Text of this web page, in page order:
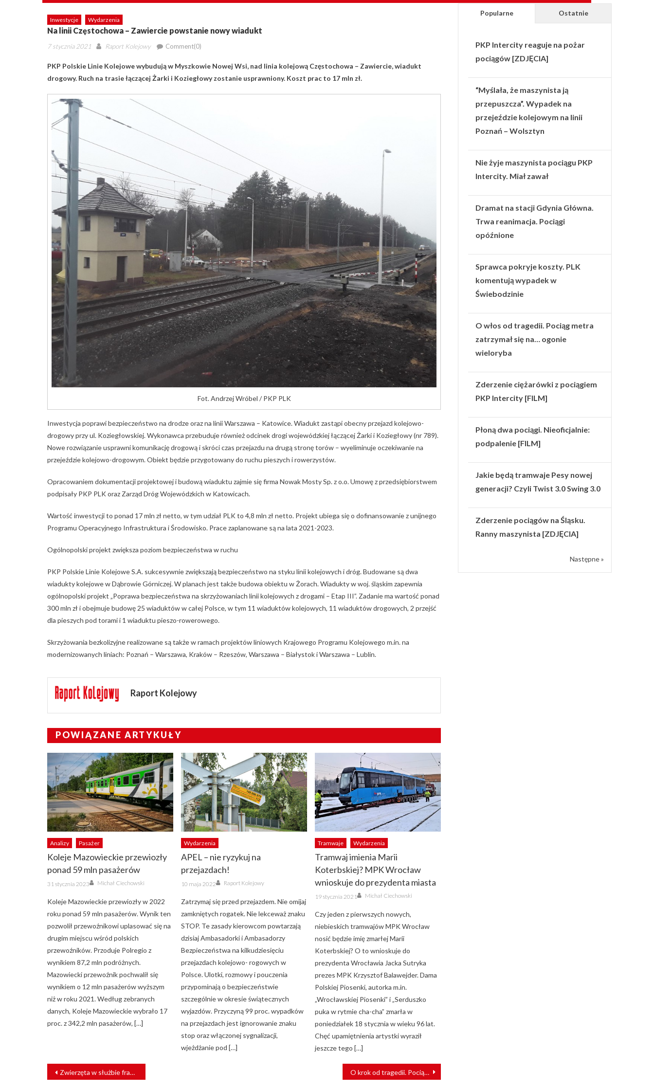
Inwestycje Wydarzenia
Na linii Częstochowa – Zawiercie powstanie nowy wiadukt
Posted
7 stycznia 2021 Author
Raport Kolejowy Comment(0)
PKP Polskie Linie Kolejowe wybudują w Myszkowie Nowej Wsi, nad linia kolejową Częstochowa – Zawiercie, wiadukt
drogowy. Ruch na trasie łączącej Żarki i Koziegłowy zostanie usprawniony. Koszt prac to 17 mln zł.
Fot. Andrzej Wróbel / PKP PLK
Inwestycja poprawi bezpieczeństwo na drodze oraz na linii Warszawa – Katowice. Wiadukt zastąpi obecny przejazd kolejowo-
drogowy przy ul. Koziegłowskiej. Wykonawca przebuduje również odcinek drogi wojewódzkiej łączącej Żarki i Koziegłowy (nr 789).
Nowe rozwiązanie usprawni komunikację drogową i skróci czas przejazdu na drugą stronę torów – wyeliminuje oczekiwanie na
przejeździe kolejowo-drogowym. Obiekt będzie przygotowany do ruchu pieszych i rowerzystów.
Opracowaniem dokumentacji projektowej i budową wiaduktu zajmie się firma Nowak Mosty Sp. z o.o. Umowę z przedsiębiorstwem
podpisały PKP PLK oraz Zarząd Dróg Wojewódzkich w Katowicach.
Wartość inwestycji to ponad 17 mln zł netto, w tym udział PLK to 4,8 mln zł netto. Projekt ubiega się o dofinansowanie z unijnego
Programu Operacyjnego Infrastruktura i Środowisko. Prace zaplanowane są na lata 2021-2023.
Ogólnopolski projekt zwiększa poziom bezpieczeństwa w ruchu
PKP Polskie Linie Kolejowe S.A. sukcesywnie zwiększają bezpieczeństwo na styku linii kolejowych i dróg. Budowane są dwa
wiadukty kolejowe w Dąbrowie Górniczej. W planach jest także budowa obiektu w Żorach. Wiadukty w woj. śląskim zapewnia
ogólnopolski projekt „Poprawa bezpieczeństwa na skrzyżowaniach linii kolejowych z drogami – Etap III”. Zadanie ma wartość ponad
300 mln zł i obejmuje budowę 25 wiaduktów w całej Polsce, w tym 11 wiaduktów kolejowych, 11 wiaduktów drogowych, 2 przejść
dla pieszych pod torami i 1 wiaduktu pieszo-rowerowego.
Skrzyżowania bezkolizyjne realizowane są także w ramach projektów liniowych Krajowego Programu Kolejowego m.in. na
modernizowanych liniach: Poznań – Warszawa, Kraków – Rzeszów, Warszawa – Białystok i Warszawa – Lublin.
Raport Kolejowy
POWIĄZANE ARTYKUŁY
Analizy Pasażer
Koleje Mazowieckie przewiozły
ponad 59 mln pasażerów
Posted
on
31 stycznia 2023 Author
Michał Ciechowski
Koleje Mazowieckie przewiozły w 2022
roku ponad 59 mln pasażerów. Wynik ten
pozwolił przewoźnikowi uplasować się na
drugim miejscu wśród polskich
przewoźników. Przoduje Polregio z
wynikiem 87,2 mln podróżnych.
Mazowiecki przewoźnik pochwalił się
wynikiem o 12 mln pasażerów wyższym
niż w roku 2021. Według zebranych
danych, Koleje Mazowieckie wybrało 17
proc. z 342,2 mln pasażerów, […]
Wydarzenia
APEL – nie ryzykuj na
przejazdach!
Posted
on
10 maja 2022 Author
Raport Kolejowy
Zatrzymaj się przed przejazdem. Nie omijaj
zamkniętych rogatek. Nie lekceważ znaku
STOP. Te zasady kierowcom powtarzają
dzisiaj Ambasadorki i Ambasadorzy
Bezpieczeństwa na kilkudziesięciu
przejazdach kolejowo- rogowych w
Polsce. Ulotki, rozmowy i pouczenia
przypominają o bezpieczeństwie
szczególnie w okresie świątecznych
wyjazdów. Przyczyną 99 proc. wypadków
na przejazdach jest ignorowanie znaku
stop oraz włączonej sygnalizacji,
wjeżdżanie pod […]
Tramwaje Wydarzenia
Tramwaj imienia Marii
Koterbskiej? MPK Wrocław
wnioskuje do prezydenta miasta
Posted
on
19 stycznia 2021 Author
Michał Ciechowski
Czy jeden z pierwszych nowych,
niebieskich tramwajów MPK Wrocław
nosić będzie imię zmarłej Marii
Koterbskiej? O to wnioskuje do
prezydenta Wrocławia Jacka Sutryka
prezes MPK Krzysztof Balawejder. Dama
Polskiej Piosenki, autorka m.in.
„Wrocławskiej Piosenki” i „Serduszko
puka w rytmie cha-cha” zmarła w
poniedziałek 18 stycznia w wieku 96 lat.
Chęć upamiętnienia artystki wyraził
jeszcze tego […]
NAWIGACJA
WPISU
Zwierzęta w służbie francuskiej kolei O krok od tragedii. Pociągi jechały na “czołówkę”
Popularne Ostatnie
PKP Intercity reaguje na pożar
pociągów [ZDJĘCIA]
“Myślała, że maszynista ją
przepuszcza”. Wypadek na
przejeździe kolejowym na linii
Poznań – Wolsztyn
Nie żyje maszynista pociągu PKP
Intercity. Miał zawał
Dramat na stacji Gdynia Główna.
Trwa reanimacja. Pociągi
opóźnione
Sprawca pokryje koszty. PLK
komentują wypadek w
Świebodzinie
O włos od tragedii. Pociąg metra
zatrzymał się na… ogonie
wieloryba
Zderzenie ciężarówki z pociągiem
PKP Intercity [FILM]
Płoną dwa pociągi. Nieoficjalnie:
podpalenie [FILM]
Jakie będą tramwaje Pesy nowej
generacji? Czyli Twist 3.0 Swing 3.0
Zderzenie pociągów na Śląsku.
Ranny maszynista [ZDJĘCIA]
Następne »